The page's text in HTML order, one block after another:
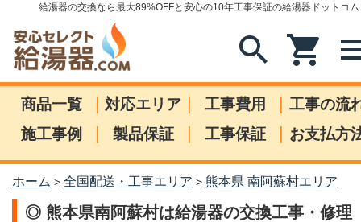
給湯器の交換なら最大89%OFFと安心の10年工事保証の給湯器ドットコム
search shopping_cart
商品一覧 | 対応エリア | 工事費用 | 工事の流
施工事例
| 製品保証 | 工事保証 | お支払方
ホーム > 全国配送・工事エリア > 熊本県 南阿蘇村エリア
◎ 熊本県南阿蘇村は給湯器の交換工事・修理